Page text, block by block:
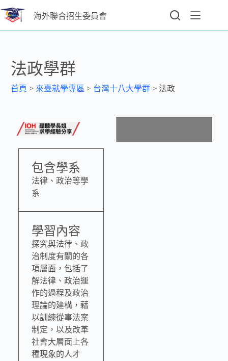
海外聯合招生委員會
法政學群
首頁 > 來臺就學專區 > 台灣十八大學群 > 法政
包含學系
法律、政治等學
系
學習內容
探究與法律、政
治制度有關的各
項層面，包括了
解法律、政治運
作的過程及政治
理論的建構，藉
以訓練從事法案
制定，以及改革
社會大層面上各
種現象的人才